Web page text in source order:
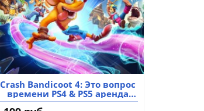
Crash Bandicoot 4: Это вопрос
времени PS4 & PS5 аренда
аккаунта игры